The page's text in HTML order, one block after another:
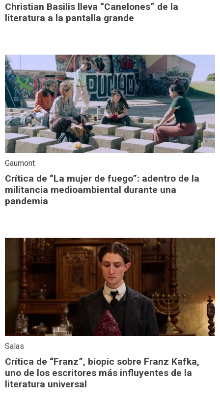
Christian Basilis lleva “Canelones” de la
literatura a la pantalla grande
Gaumont
Crítica de “La mujer de fuego”: adentro de la
militancia medioambiental durante una
pandemia
Salas
Crítica de “Franz”, biopic sobre Franz Kafka,
uno de los escritores más influyentes de la
literatura universal